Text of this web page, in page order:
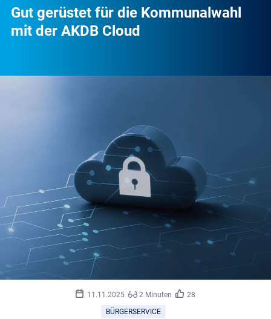
Gut gerüstet für die Kommunalwahl
mit der AKDB Cloud
11.11.2025 2 Minuten
28
BÜRGERSERVICE